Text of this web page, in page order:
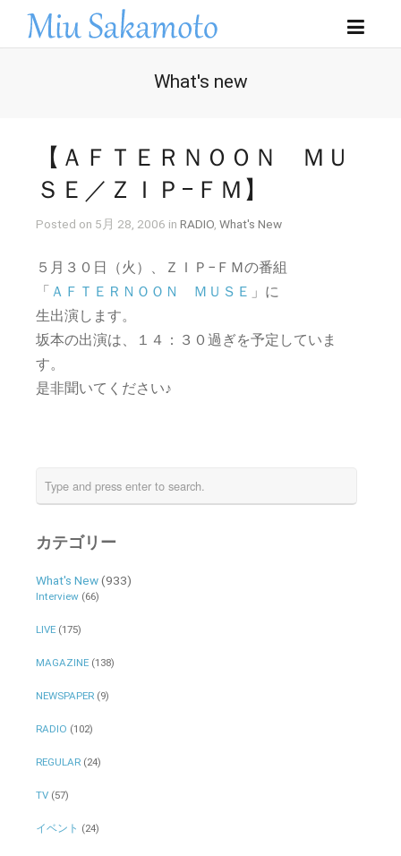
What's new
【ＡＦＴＥＲＮＯＯＮ ＭＵ
ＳＥ／ＺＩＰ−ＦＭ】
Posted on 5月 28, 2006 in RADIO, What's New
５月３０日（火）、ＺＩＰ−ＦＭの番組
「 ＡＦＴＥＲＮＯＯＮ ＭＵＳＥ 」に
生出演します。
坂本の出演は、１４：３０過ぎを予定していま
す。
是非聞いてください♪
カテゴリー
What's New(933)
Interview(66)
LIVE(175)
MAGAZINE(138)
NEWSPAPER(9)
RADIO (102)
REGULAR(24)
TV(57)
イベント (24)